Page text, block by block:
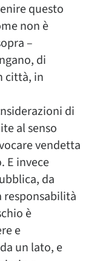
questo
non è
–
di
città, in
di
al senso
vendetta
E invece
da
responsabilità
è
e
un lato, e